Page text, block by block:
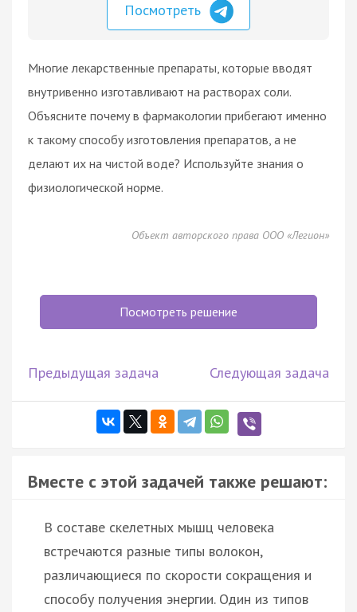
Посмотреть
Многие лекарственные препараты, которые вводят
внутривенно изготавливают на растворах соли.
Объясните почему в фармакологии прибегают именно
к такому способу изготовления препаратов, а не
делают их на чистой воде? Используйте знания о
физиологической норме.
Объект авторского права ООО «Легион»
Посмотреть решение
Предыдущая задача Следующая задача
Вместе с этой задачей также решают:
В составе скелетных мышц человека
встречаются разные типы волокон,
различающиеся по скорости сокращения и
способу получения энергии. Один из типов